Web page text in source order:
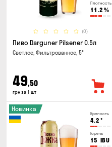
Плотность
11.2 %
(0)
Пиво Darguner Pilsener 0.5л
Светлое, Фильтрованное, 5°
49,50
грн за 1 шт
Крепость
4.2 °
Горечь
15 IBU
Новинка